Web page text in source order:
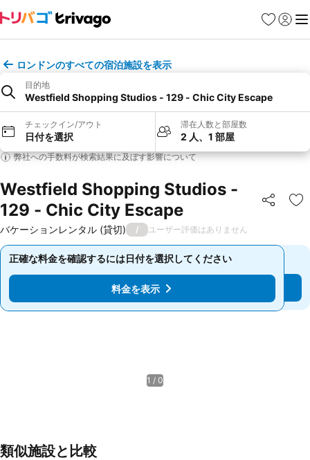
お気に入り
ログイ
メ
ロンドンのすべての宿泊施設を表示
目的地
Westfield Shopping Studios - 129 - Chic City Escape
チェックイン/アウト
日付を選択
滞在人数と部屋数
2 人、1 部屋
弊社への手数料が検索結果に及ぼす影響について
Westfield Shopping Studios -
129 - Chic City Escape
シェア お
バケーションレンタル (貸切) / ユーザー評価はありません
正確な料金を確認するには日付を選択してください
料金を表示
正確な料金を確認するには日付を選択してください
料金を表示
1 / 0
類似施設と比較